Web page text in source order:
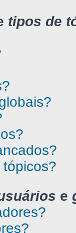
tipos de
e